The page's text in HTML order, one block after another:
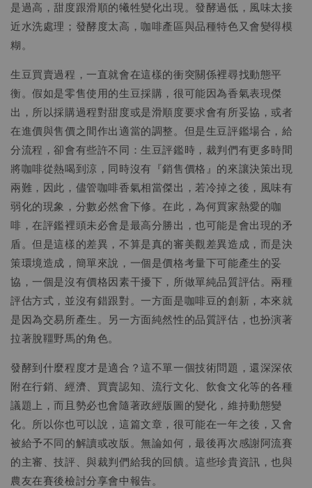
是過高，甜度跟滑順的犧牲變化出現。發酵過低，風味太接
近水洗處理；發酵度太高，咖啡產區與品種特色又會變得模
糊。
生豆買賣過程，一直就會在這樣的衝突關係裡尋找動態平
衡。假如是零售使用的生豆採購，很可能因為香氣表現傑
出，所以採購過程對甜度或是滑順度要求會有所妥協，或者
在進價與售價之間作出適當的調整。但是生豆評鑑場合，給
分流程，卻會有些許不同：生豆評鑑時，裁判們有更多時間
將咖啡從熱喝到涼，同時沒有『銷售價格』的來讓決策出現
兩難，因此，儘管咖啡香氣相當傑出，若冷掉之後，風味有
弱化的現象，分數必然會下修。在此，為何買家熱愛的咖
啡，在評鑑裡頭未必會是最高分勝出，也可能是會出現的矛
盾。但是這樣的差異，不算是真的審美觀差異造成，而是決
策環境造成，簡單來說，一個是價格考量下可能產生的妥
協，一個是沒有價格因素干擾下，所做單純品質評估。兩種
評估方式，並沒有錯跟對。一方面是咖啡豆的創新，本來就
是因為交易所產生。另一方面純然性的品質評估，也扮演著
拉著脫韁野馬的角色。
發酵到什麼程度才是適合？這不單一個技術問題，還深深依
附在行銷、經濟、買賣認知、流行文化、飲食文化等的各種
議題上，而且勢必也會隨著政經版圖的變化，維持動態變
化。所以你也可以說，這篇文章，很可能在一年之後，又會
被給予不同的解讀或改版。無論如何，最後再次感謝阿流賽
的主審、技評、與裁判們給我的回饋。這些珍貴資訊，也與
農友在賽後檢討分享會中報告。